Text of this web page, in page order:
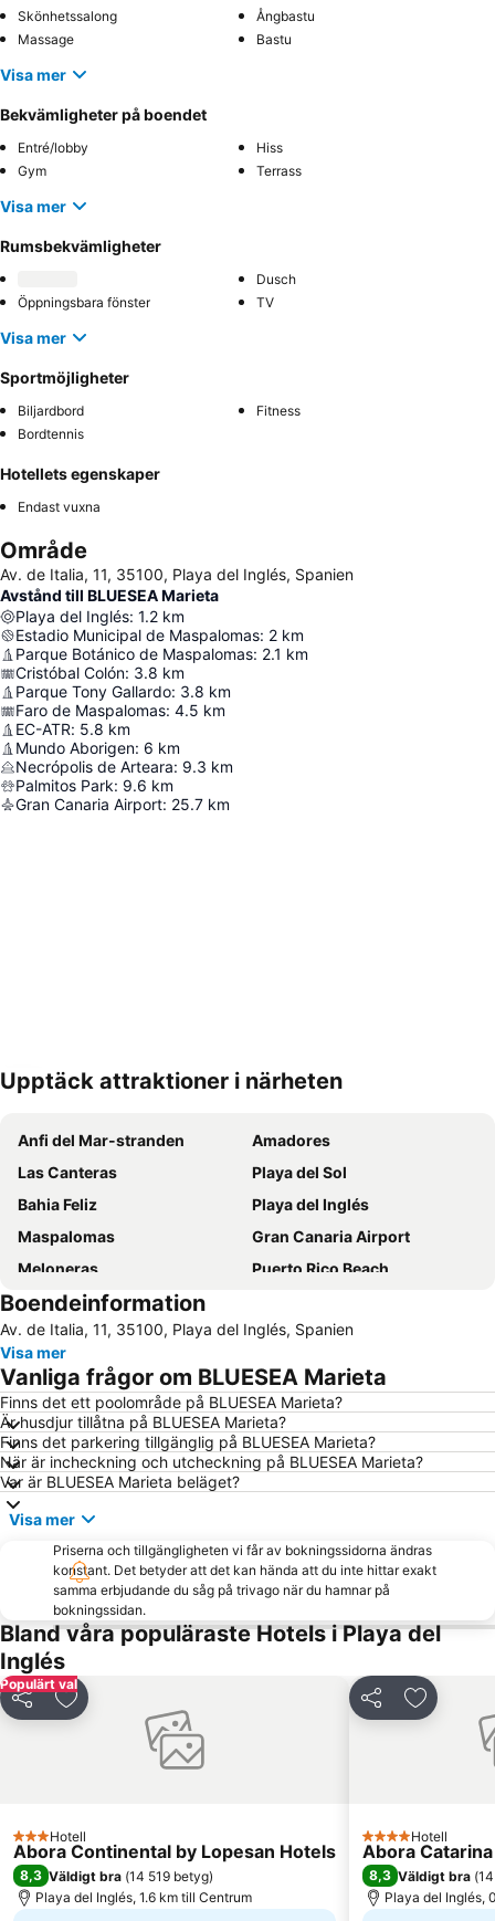
Skönhetssalong
Ångbastu
Massage
Bastu
Visa mer
Bekvämligheter på boendet
Entré/lobby
Hiss
Gym
Terrass
Visa mer
Rumsbekvämligheter
Dusch
Öppningsbara fönster
TV
Visa mer
Sportmöjligheter
Biljardbord
Fitness
Bordtennis
Hotellets egenskaper
Endast vuxna
Område
Av. de Italia, 11, 35100, Playa del Inglés, Spanien
Avstånd till BLUESEA Marieta
Playa del Inglés: 1.2 km
Estadio Municipal de Maspalomas: 2 km
Parque Botánico de Maspalomas: 2.1 km
Cristóbal Colón: 3.8 km
Parque Tony Gallardo: 3.8 km
Faro de Maspalomas: 4.5 km
EC-ATR: 5.8 km
Mundo Aborigen: 6 km
Necrópolis de Arteara: 9.3 km
Palmitos Park: 9.6 km
Gran Canaria Airport: 25.7 km
Förstora kartan
Upptäck attraktioner i närheten
Anfi del Mar-stranden
Amadores
Las Canteras
Playa del Sol
Bahia Feliz
Playa del Inglés
Maspalomas
Gran Canaria Airport
Meloneras
Puerto Rico Beach
Aeropuerto Internacional de Gran Canaria
Playa de Mogán
Playa de San Agustín
Taurito
Puerto de Mogan
Vegueta
Gran Casino Costa Meloneras
Puerto de Mogán
Parque Santa Catalina
Arguineguín
Las Palmas
Maspalomas Golf
Rimini
Faro de Maspalomas
Talasoterapia Canarias San Agustín
Sanddynerna i Maspalomas
Lago Taurito Oasis
Paseo De Las Canteras
Shopping Center Meloneras Playa
Arinaga
Las Palmeras Golf Sport Urban Resort
Playa de las Burras
Las Burras-Puerto Chico
Puerto de las Nieves
Paseo por la playa de Las Canteras
Paseo por la playa de Las Alcaravaneras
Port of San Juan
Plaza de Canarias
Ermita de San Antonio Abad
Centro Comercial Las Ramblas Centro
Zona Comercial Calle Triana
Centro Comercial Las Arenas
Boendeinformation
Av. de Italia, 11, 35100, Playa del Inglés, Spanien
Visa mer
Vanliga frågor om BLUESEA Marieta
Finns det ett poolområde på BLUESEA Marieta?
Är husdjur tillåtna på BLUESEA Marieta?
Finns det parkering tillgänglig på BLUESEA Marieta?
När är incheckning och utcheckning på BLUESEA Marieta?
Var är BLUESEA Marieta beläget?
Visa mer
Priserna och tillgängligheten vi får av bokningssidorna ändras
konstant. Det betyder att det kan hända att du inte hittar exakt
samma erbjudande du såg på trivago när du hamnar på
bokningssidan.
Bland våra populäraste Hotels i Playa del
Inglés
Populärt val
Dela Lägg till i Mina Favoriter
3 Stjärnor
Hotell
Abora Continental by Lopesan Hotels
8,3 Väldigt bra (14 519 betyg)
Playa del Inglés, 1.6 km till Centrum
Dela Lägg till i
4 Stjärnor
Hotell
Abora
8,3 Väldigt bra (
Playa del Inglés,